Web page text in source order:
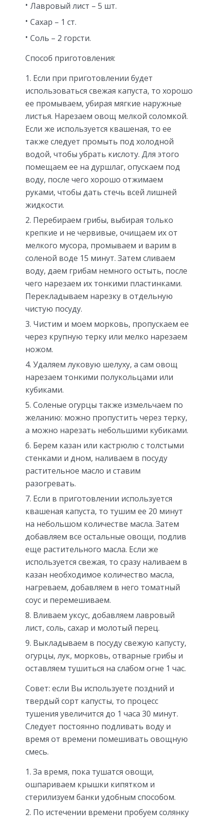
Лавровый лист – 5 шт.
Сахар – 1 ст.
Соль – 2 горсти.
Способ приготовления:
Если при приготовлении будет
использоваться свежая капуста, то хорошо
ее промываем, убирая мягкие наружные
листья. Нарезаем овощ мелкой соломкой.
Если же используется квашеная, то ее
также следует промыть под холодной
водой, чтобы убрать кислоту. Для этого
помещаем ее на дуршлаг, опускаем под
воду, после чего хорошо отжимаем
руками, чтобы дать стечь всей лишней
жидкости.
Перебираем грибы, выбирая только
крепкие и не червивые, очищаем их от
мелкого мусора, промываем и варим в
соленой воде 15 минут. Затем сливаем
воду, даем грибам немного остыть, после
чего нарезаем их тонкими пластинками.
Перекладываем нарезку в отдельную
чистую посуду.
Чистим и моем морковь, пропускаем ее
через крупную терку или мелко нарезаем
ножом.
Удаляем луковую шелуху, а сам овощ
нарезаем тонкими полукольцами или
кубиками.
Соленые огурцы также измельчаем по
желанию: можно пропустить через терку,
а можно нарезать небольшими кубиками.
Берем казан или кастрюлю с толстыми
стенками и дном, наливаем в посуду
растительное масло и ставим
разогревать.
Если в приготовлении используется
квашеная капуста, то тушим ее 20 минут
на небольшом количестве масла. Затем
добавляем все остальные овощи, подлив
еще растительного масла. Если же
используется свежая, то сразу наливаем в
казан необходимое количество масла,
нагреваем, добавляем в него томатный
соус и перемешиваем.
Вливаем уксус, добавляем лавровый
лист, соль, сахар и молотый перец.
Выкладываем в посуду свежую капусту,
огурцы, лук, морковь, отварные грибы и
оставляем тушиться на слабом огне 1 час.
Совет: если Вы используете поздний и
твердый сорт капусты, то процесс
тушения увеличится до 1 часа 30 минут.
Следует постоянно подливать воду и
время от времени помешивать овощную
смесь.
За время, пока тушатся овощи,
ошпариваем крышки кипятком и
стерилизуем банки удобным способом.
По истечении времени пробуем солянку